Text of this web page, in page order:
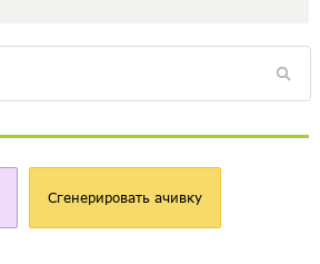
Сгенерировать ачивку